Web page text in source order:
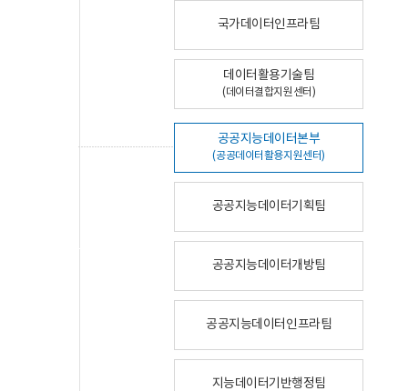
국가데이터인프라팀
데이터활용기술팀
(데이터결합지원센터)
공공지능데이터본부
(공공데이터활용지원센터)
공공지능데이터기획팀
공공지능데이터개방팀
공공지능데이터인프라팀
지능데이터기반행정팀